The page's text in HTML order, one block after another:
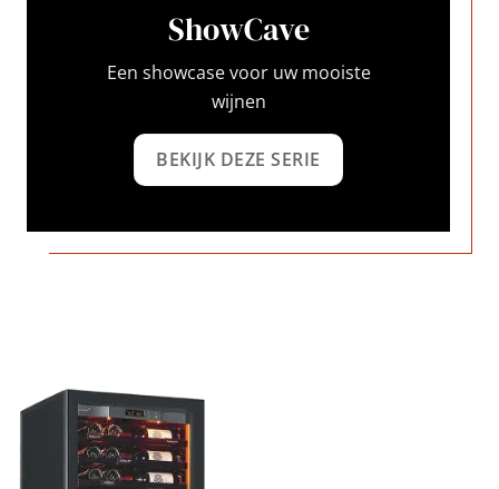
ShowCave
Een showcase voor uw mooiste
wijnen
BEKIJK DEZE SERIE